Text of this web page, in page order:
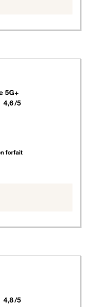
5G+
Note
4,6/5
forfait
Note
4,8/5